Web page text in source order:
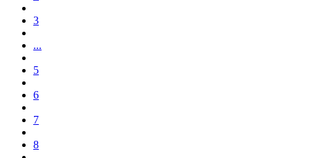
3
...
5
6
7
8